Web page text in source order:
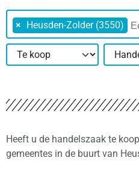
× Heusden-Zolder (3550)
Heeft u de handelszaak te
gemeentes in de buurt van